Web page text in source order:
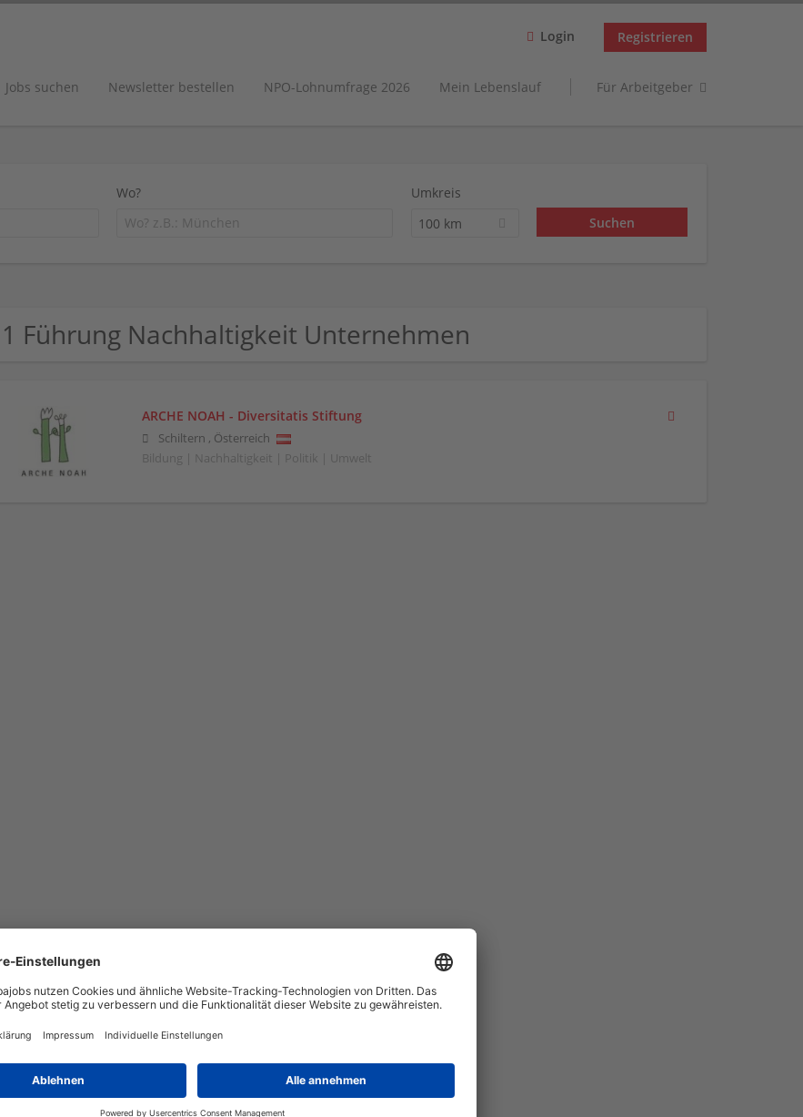
Login Registrieren
Jobs suchen Newsletter bestellen NPO-Lohnumfrage 2026 Mein Lebenslauf Für Arbeitgeber
Wo?
Umkreis
100 km
1 Führung Nachhaltigkeit Unternehmen
ARCHE NOAH - Diversitatis Stiftung
Schiltern , Österreich
Bildung | Nachhaltigkeit | Politik | Umwelt